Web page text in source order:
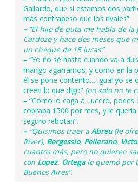
Gallardo, que si estamos dos
más contrapeso que los rivales”.
–“El hijo de puta me habla de la
Cardozo y hace dos meses que
un cheque de 15 lucas”
– “Yo no sé hasta cuando va a
mango agarramos, y como en la
él se pone contento… igual yo se
creen lo que digo” (no solo no te
– “Como lo caga a Lucero, podes
cobraba 1500 por mes, y le
seguro rebotan”.
– “Quisimos traer a Abreu(le
River), Bergessio, Pellerano,
cuantos más, pero no quieren
con Lopez. Ortegalo quemó por
Buenos Aires”.